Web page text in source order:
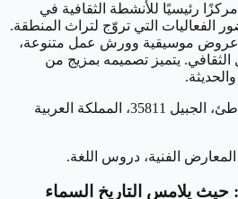
مركزًا رئيسيًا للأنشطة الثقافية في
الفعاليات التي تروّج لتراث المنطقة.
موسيقية وورش عمل متنوعة،
الثقافي. يتميز تصميمه بمزيج من
4HM7+XRF، الشاطئ، الجبيل 35811، المملكة العربية
المعارض الفنية، دروس اللغة.